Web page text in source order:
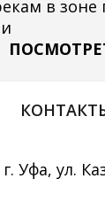
в зоне
Уфа, ул.